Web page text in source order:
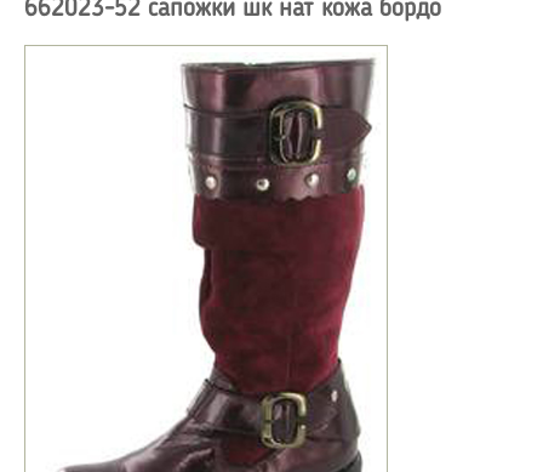
662023-52 сапожки шк нат кожа бордо